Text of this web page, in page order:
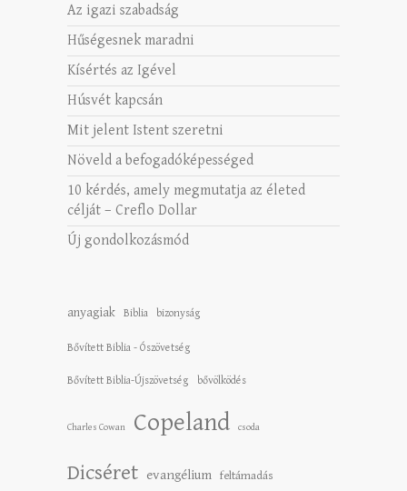
Az igazi szabadság
Hűségesnek maradni
Kísértés az Igével
Húsvét kapcsán
Mit jelent Istent szeretni
Növeld a befogadóképességed
10 kérdés, amely megmutatja az életed
célját – Creflo Dollar
Új gondolkozásmód
anyagiak Biblia bizonyság
Bővített Biblia - Ószövetség
Bővített Biblia-Újszövetség bővölködés
Charles Cowan Copeland csoda
Dicséret evangélium feltámadás